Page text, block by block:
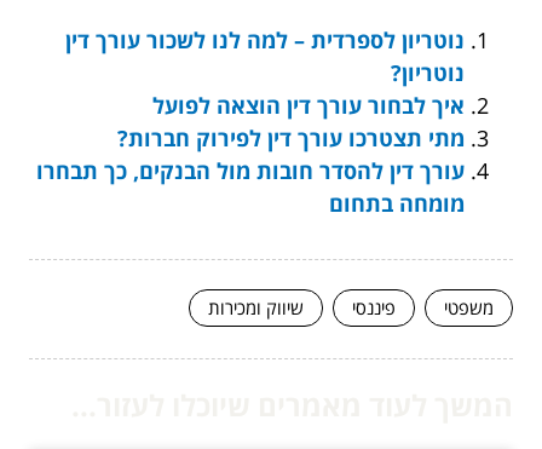
נוטריון לספרדית – למה לנו לשכור עורך דין
נוטריון?
איך לבחור עורך דין הוצאה לפועל
מתי תצטרכו עורך דין לפירוק חברות?
עורך דין להסדר חובות מול הבנקים, כך תבחרו
מומחה בתחום
משפטי פיננסי שיווק ומכירות